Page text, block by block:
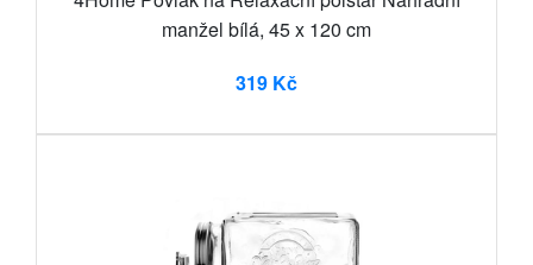
manžel bílá, 45 x 120 cm
319 Kč